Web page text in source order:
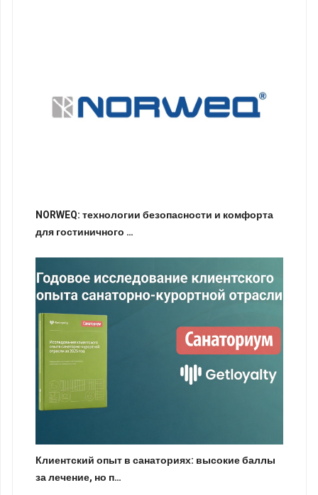
NORWEQ: технологии безопасности и комфорта
для гостиничного …
Клиентский опыт в санаториях: высокие баллы
за лечение, но п…